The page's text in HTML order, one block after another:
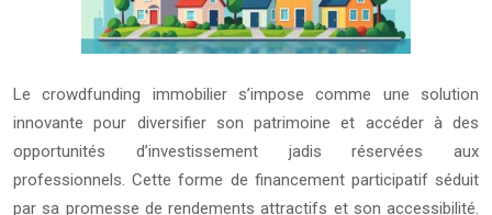
Le crowdfunding immobilier s’impose comme une solution
innovante pour diversifier son patrimoine et accéder à des
opportunités d’investissement jadis réservées aux
professionnels. Cette forme de financement participatif séduit
par sa promesse de rendements attractifs et son accessibilité.